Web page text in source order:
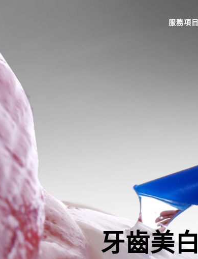
服務項目
牙齒美白